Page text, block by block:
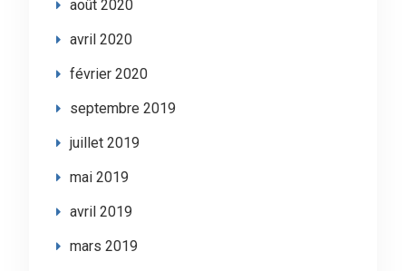
août 2020
avril 2020
février 2020
septembre 2019
juillet 2019
mai 2019
avril 2019
mars 2019